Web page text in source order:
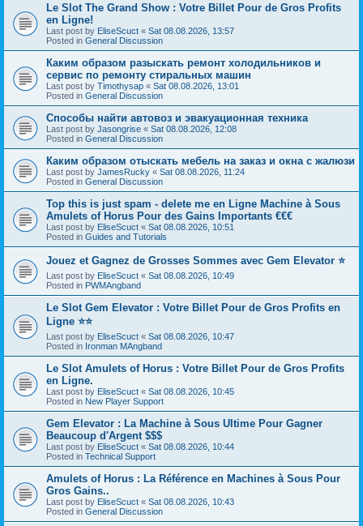
Le Slot The Grand Show : Votre Billet Pour de Gros Profits
en Ligne!
Last post by EliseScuct « Sat 08.08.2026, 13:57
Posted in General Discussion
Каким образом разыскать ремонт холодильников и
сервис по ремонту стиральных машин
Last post by Timothysap « Sat 08.08.2026, 13:01
Posted in General Discussion
Способы найти автовоз и эвакуационная техника
Last post by Jasongrise « Sat 08.08.2026, 12:08
Posted in General Discussion
Каким образом отыскать мебель на заказ и окна с жалюзи
Last post by JamesRucky « Sat 08.08.2026, 11:24
Posted in General Discussion
Top this is just spam - delete me en Ligne Machine à Sous
Amulets of Horus Pour des Gains Importants €€€
Last post by EliseScuct « Sat 08.08.2026, 10:51
Posted in Guides and Tutorials
Jouez et Gagnez de Grosses Sommes avec Gem Elevator ⭐
Last post by EliseScuct « Sat 08.08.2026, 10:49
Posted in PWMAngband
Le Slot Gem Elevator : Votre Billet Pour de Gros Profits en
Ligne ⭐⭐
Last post by EliseScuct « Sat 08.08.2026, 10:47
Posted in Ironman MAngband
Le Slot Amulets of Horus : Votre Billet Pour de Gros Profits
en Ligne.
Last post by EliseScuct « Sat 08.08.2026, 10:45
Posted in New Player Support
Gem Elevator : La Machine à Sous Ultime Pour Gagner
Beaucoup d'Argent $$$
Last post by EliseScuct « Sat 08.08.2026, 10:44
Posted in Technical Support
Amulets of Horus : La Référence en Machines à Sous Pour
Gros Gains..
Last post by EliseScuct « Sat 08.08.2026, 10:43
Posted in General Discussion